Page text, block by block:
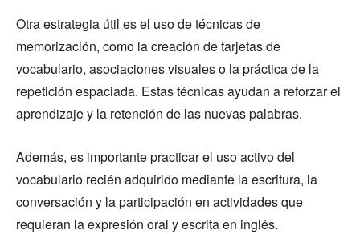
Otra estrategia útil es el uso de técnicas de
memorización, como la creación de tarjetas de
vocabulario, asociaciones visuales o la práctica de la
repetición espaciada. Estas técnicas ayudan a reforzar el
aprendizaje y la retención de las nuevas palabras.
Además, es importante practicar el uso activo del
vocabulario recién adquirido mediante la escritura, la
conversación y la participación en actividades que
requieran la expresión oral y escrita en inglés.